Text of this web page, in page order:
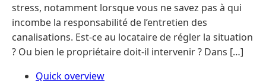
stress, notamment lorsque vous ne savez pas à qui
incombe la responsabilité de l’entretien des
canalisations. Est-ce au locataire de régler la situation
? Ou bien le propriétaire doit-il intervenir ? Dans […]
Quick overview